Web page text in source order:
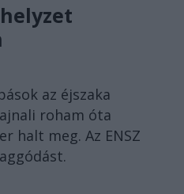
az éjszaka
roham óta
halt meg. Az ENSZ